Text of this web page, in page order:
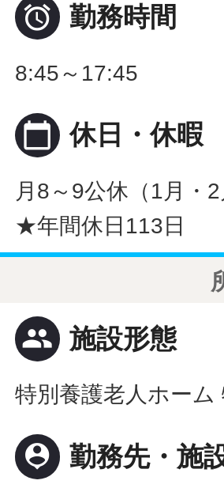
 勤務時間
8:45～17:45
calendar_today 休日・休暇
月8～9公休（1月・2
★年間休日113日
people 施設形態
特別養護老人ホーム
person_pin 勤務先・施